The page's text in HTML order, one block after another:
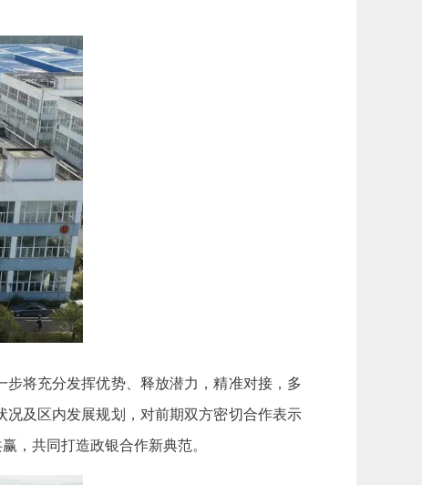
将充分发挥优势、释放潜力，精准对接，多
及区内发展规划，对前期双方密切合作表示
，共同打造政银合作新典范。